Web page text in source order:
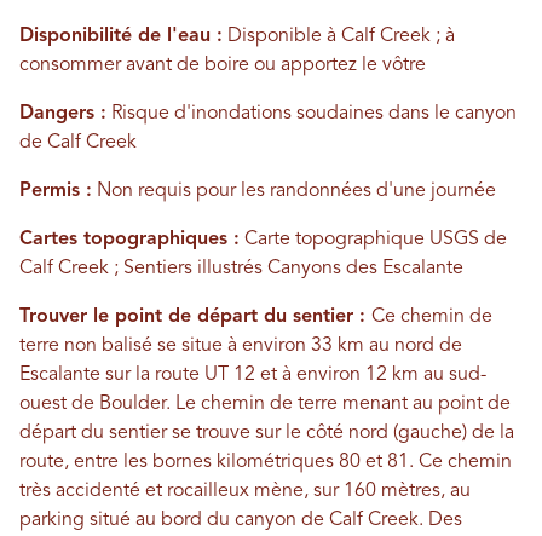
Disponibilité de l'eau : Disponible à Calf Creek ; à
consommer avant de boire ou apportez le vôtre
Dangers : Risque d'inondations soudaines dans le canyon
de Calf Creek
Permis : Non requis pour les randonnées d'une journée
Cartes topographiques : Carte topographique USGS de
Calf Creek ; Sentiers illustrés Canyons des Escalante
Trouver le point de départ du sentier : Ce chemin de
terre non balisé se situe à environ 33 km au nord de
Escalante sur la route UT 12 et à environ 12 km au sud-
ouest de Boulder. Le chemin de terre menant au point de
départ du sentier se trouve sur le côté nord (gauche) de la
route, entre les bornes kilométriques 80 et 81. Ce chemin
très accidenté et rocailleux mène, sur 160 mètres, au
parking situé au bord du canyon de Calf Creek. Des